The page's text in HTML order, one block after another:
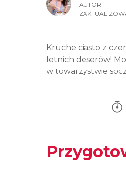
AUTOR
Kruche ciasto z
letnich deserów!
w towarzystwie